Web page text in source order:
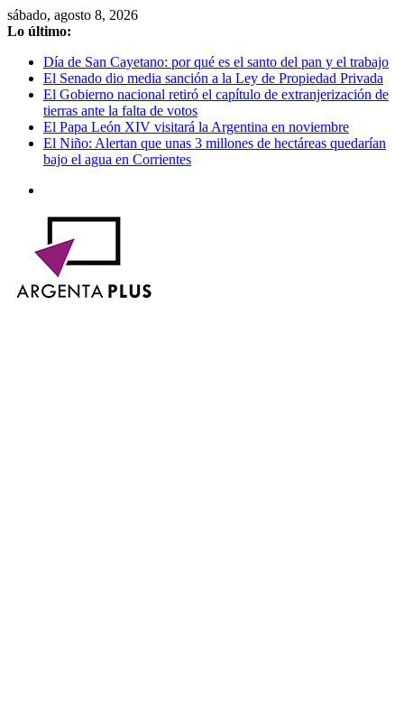
Saltar
al
sábado, agosto 8, 2026
Lo último:
Día de San Cayetano: por qué es el santo del pan y el trabajo
El Senado dio media sanción a la Ley de Propiedad Privada
El Gobierno nacional retiró el capítulo de extranjerización de
tierras ante la falta de votos
El Papa León XIV visitará la Argentina en noviembre
El Niño: Alertan que unas 3 millones de hectáreas quedarían
bajo el agua en Corrientes